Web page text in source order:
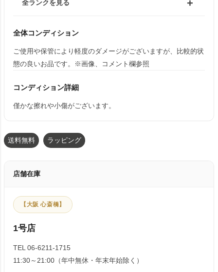
全ランクを見る
全体コンディション
ご使用や保管により軽度のダメージがございますが、比較的状
態の良いお品です。※画像、コメント欄参照
コンディション詳細
僅かな擦れや小傷がございます。
送料無料 ラッピング
店舗在庫
【大阪 心斎橋】
1号店
TEL 06-6211-1715
11:30～21:00（年中無休・年末年始除く）